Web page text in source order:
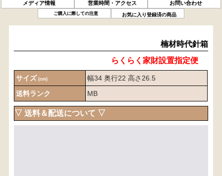
メディア情報 営業時間・アクセス お問い合わせ
ご購入に際しての注意 お気に入り登録済の商品
時代針箱
楠材時代針箱
らくらく家財設置指定便
サイズ (cm)
幅34 奥行22 高さ26.5
送料ランク
MB
▽ 送料＆配送について ▽